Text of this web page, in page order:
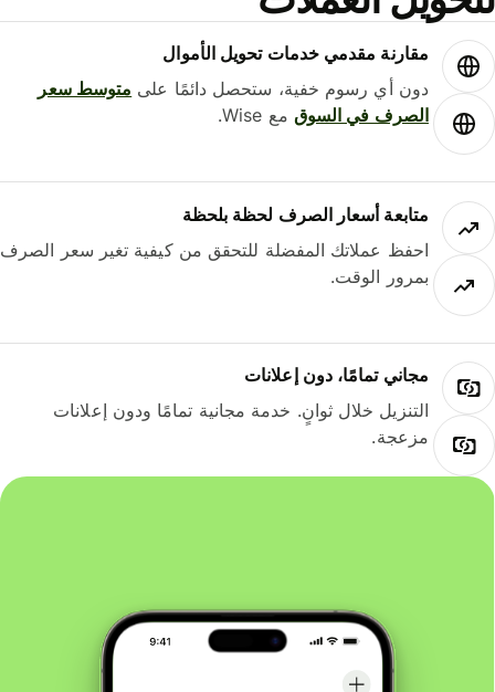
مقارنة مقدمي خدمات تحويل الأموال
دون أي رسوم خفية، ستحصل دائمًا علىمتوسط ​​سعر
الصرف في السوقمع Wise.
متابعة أسعار الصرف لحظة بلحظة
احفظ عملاتك المفضلة للتحقق من كيفية تغير سعر الصرف
بمرور الوقت.
مجاني تمامًا، دون إعلانات
التنزيل خلال ثوانٍ. خدمة مجانية تمامًا ودون إعلانات
مزعجة.